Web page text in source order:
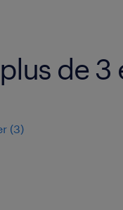
de 3
(3)